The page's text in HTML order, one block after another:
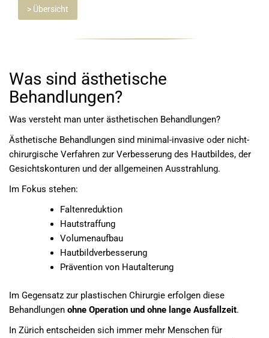
> Übersicht
Was sind ästhetische
Behandlungen?
Was versteht man unter ästhetischen Behandlungen?
Ästhetische Behandlungen sind minimal-invasive oder nicht-
chirurgische Verfahren zur Verbesserung des Hautbildes, der
Gesichtskonturen und der allgemeinen Ausstrahlung.
Im Fokus stehen:
Faltenreduktion
Hautstraffung
Volumenaufbau
Hautbildverbesserung
Prävention von Hautalterung
Im Gegensatz zur plastischen Chirurgie erfolgen diese
Behandlungen ohne Operation und ohne lange Ausfallzeit.
In Zürich entscheiden sich immer mehr Menschen für